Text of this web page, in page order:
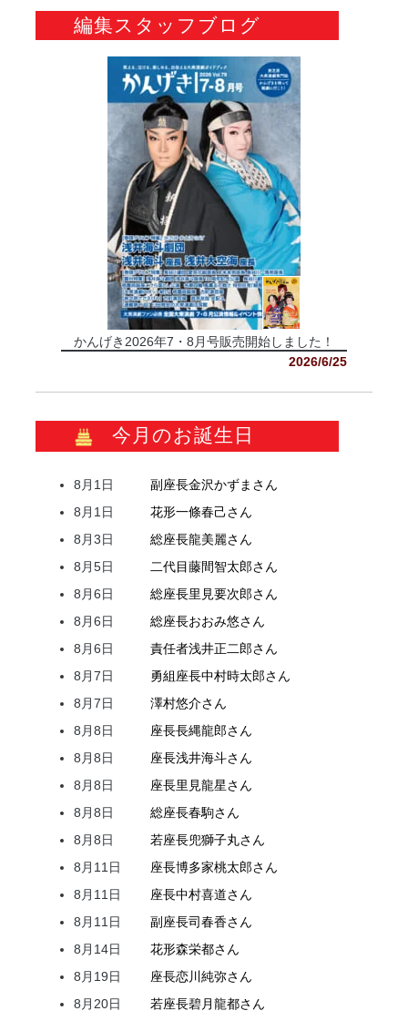
編集スタッフブログ
かんげき2026年7・8月号販売開始しました！
2026/6/25
今月のお誕生日
8月1日 副座長金沢かずま さん
8月1日
花形一條春己さん
8月3日
総座長龍美麗さん
8月5日
二代目藤間智太郎さん
8月6日
総座長里見要次郎さん
8月6日
総座長おおみ悠さん
8月6日
責任者浅井正二郎さん
8月7日
勇組座長中村時太郎さん
8月7日
澤村悠介さん
8月8日
座長長縄龍郎さん
8月8日
座長浅井海斗さん
8月8日
座長里見龍星さん
8月8日
総座長春駒さん
8月8日
若座長兜獅子丸さん
8月11日
座長博多家桃太郎さん
8月11日
座長中村喜道さん
8月11日
副座長司春香さん
8月14日
花形森栄都さん
8月19日
座長恋川純弥さん
8月20日
若座長碧月龍都さん